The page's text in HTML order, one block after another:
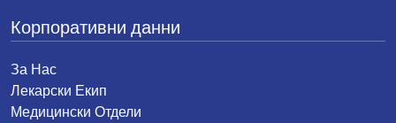
Корпоративни данни
За Нас
Лекарски Екип
Медицински Отдели